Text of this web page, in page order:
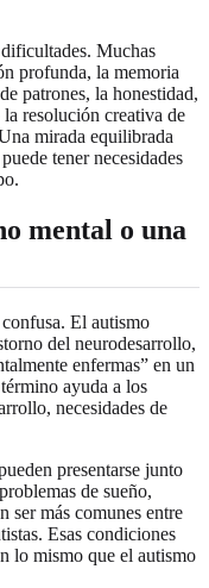
Muchas
profunda, la memoria
patrones, la honestidad,
resolución creativa de
mirada equilibrada
tener necesidades
mental o una
El autismo
del neurodesarrollo,
enfermas” en un
ayuda a los
necesidades de
presentarse junto
de sueño,
ser más comunes entre
Esas condiciones
lo mismo que el autismo